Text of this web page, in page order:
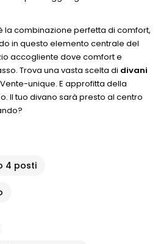
la combinazione perfetta di comfort,
in questo elemento centrale del
accogliente dove comfort e
Trova una vasta scelta di divani
unique. E approfitta della
Il tuo divano sarà presto al centro
4 posti